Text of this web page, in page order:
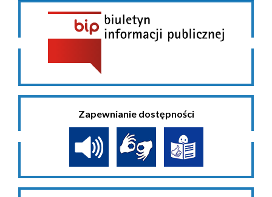
Zapewnianie dostępności